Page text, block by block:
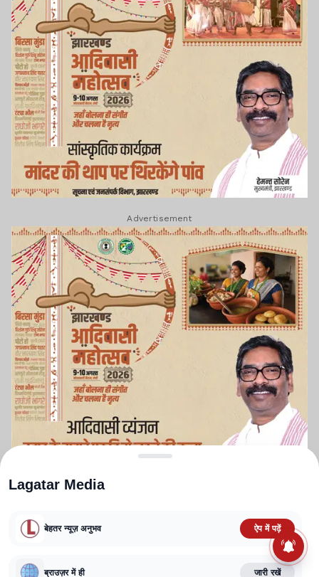
Advertisement
TERMS AND CONDITIONS
CORRECTIONS POLICY
FACT CHECKING POLICY
Lagatar Media
बेहतर न्यूज़ अनुभव ऐप में पढ़ें
ब्राउज़र में ही जारी रखें